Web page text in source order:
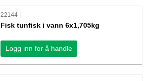
22144 |
Fisk tunfisk i vann 6x1,705kg
Logg inn for å handle